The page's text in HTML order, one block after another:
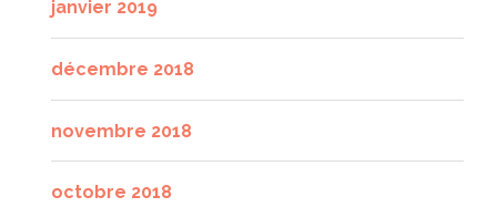
janvier 2019
décembre 2018
novembre 2018
octobre 2018